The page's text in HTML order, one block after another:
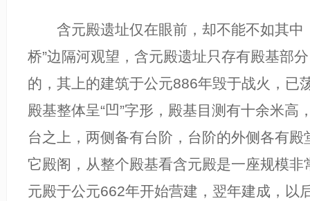
含元殿遗址仅在眼前，却不能不如其中
桥”边隔河观望，含元殿遗址只存有殿基部
的，其上的建筑于公元886年毁于战火，已
殿基整体呈“凹”字形，殿基目测有十余米高
台之上，两侧备有台阶，台阶的外侧各有殿
它殿阁，从整个殿基看含元殿是一座规模非
元殿于公元662年开始营建，翌年建成，以